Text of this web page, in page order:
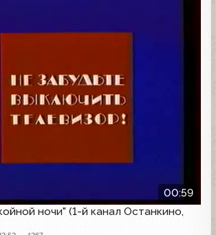
00:59
ночи" (1-й канал Останкино,